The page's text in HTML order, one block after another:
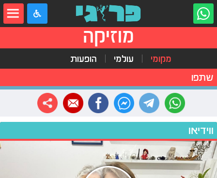
מוזיקה
מקומי עולמי הופעות
שתפו
ווידיאו